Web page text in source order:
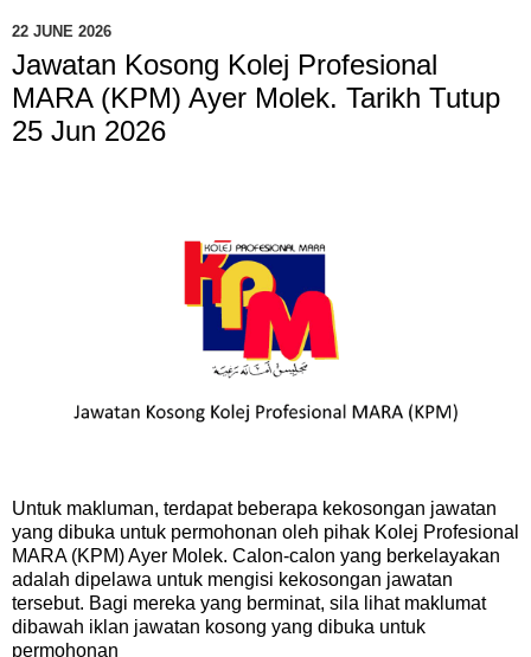
22 JUNE 2026
Jawatan Kosong Kolej Profesional
MARA (KPM) Ayer Molek. Tarikh Tutup
25 Jun 2026
Untuk makluman, terdapat beberapa kekosongan jawatan
yang dibuka untuk permohonan oleh pihak Kolej Profesional
MARA (KPM) Ayer Molek. Calon-calon yang berkelayakan
adalah dipelawa untuk mengisi kekosongan jawatan
tersebut. Bagi mereka yang berminat, sila lihat maklumat
dibawah iklan jawatan kosong yang dibuka untuk
permohonan